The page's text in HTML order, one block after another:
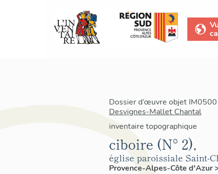
Dossier d’œuvre objet
Desvignes-Mallet Chantal
inventaire topographique
ciboire (N° 2),
église paroissiale Saint-
Provence-Alpes-Côte d'Azur